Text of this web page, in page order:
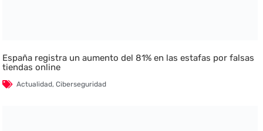
España registra un aumento del 81% en las estafas por falsas
tiendas online
Actualidad,Ciberseguridad